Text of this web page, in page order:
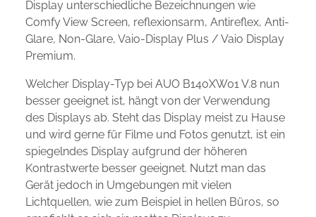
Display unterschiedliche Bezeichnungen wie
Comfy View Screen, reflexionsarm, Antireflex, Anti-
Glare, Non-Glare, Vaio-Display Plus / Vaio Display
Premium.
Welcher Display-Typ bei AUO B140XW01 V.8 nun
besser geeignet ist, hängt von der Verwendung
des Displays ab. Steht das Display meist zu Hause
und wird gerne für Filme und Fotos genutzt, ist ein
spiegelndes Display aufgrund der höheren
Kontrastwerte besser geeignet. Nutzt man das
Gerät jedoch in Umgebungen mit vielen
Lichtquellen, wie zum Beispiel in hellen Büros, so